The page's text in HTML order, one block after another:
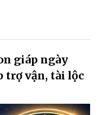
giáp ngày
trợ vận, tài lộc